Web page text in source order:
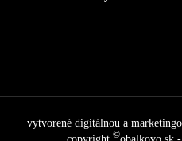
vytvorené digitálnou a
copyright ©obalkovo.sk